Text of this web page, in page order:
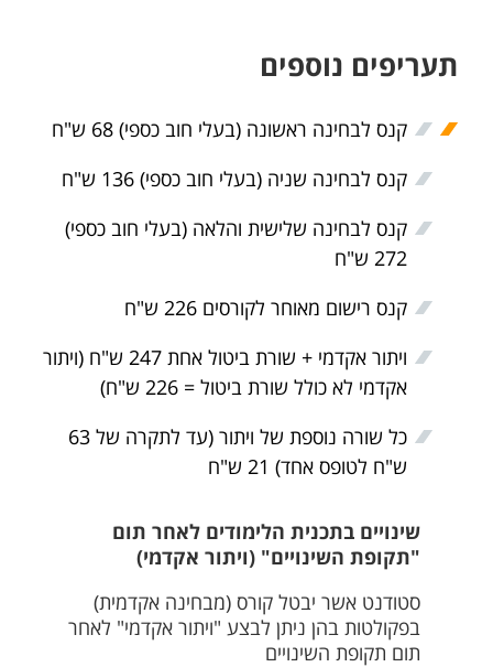
תעריפים נוספים
קנס לבחינה ראשונה (בעלי חוב כספי) 68 ש"ח
קנס לבחינה שניה (בעלי חוב כספי) 136 ש"ח
קנס לבחינה שלישית והלאה (בעלי חוב כספי)
272 ש"ח
קנס רישום מאוחר לקורסים 226 ש"ח
ויתור אקדמי + שורת ביטול אחת 247 ש"ח (ויתור
אקדמי לא כולל שורת ביטול = 226 ש"ח)
כל שורה נוספת של ויתור (עד לתקרה של 63
ש"ח לטופס אחד) 21 ש"ח
שינויים בתכנית הלימודים לאחר תום
"תקופת השינויים" (ויתור אקדמי)
סטודנט אשר יבטל קורס (מבחינה אקדמית)
בפקולטות בהן ניתן לבצע "ויתור אקדמי" לאחר
תום תקופת השינויים